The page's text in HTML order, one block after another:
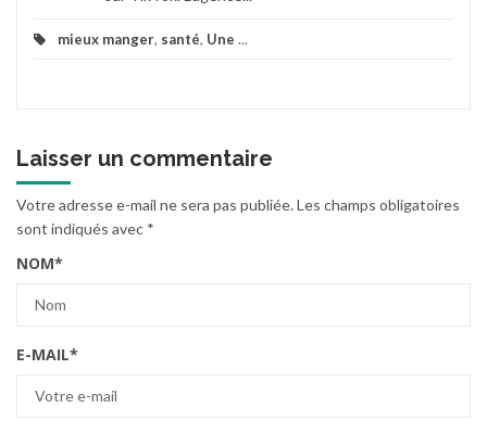
mieux manger, santé, Une ...
Laisser un commentaire
Votre adresse e-mail ne sera pas publiée.Les champs obligatoires
sont indiqués avec *
NOM*
E-MAIL*